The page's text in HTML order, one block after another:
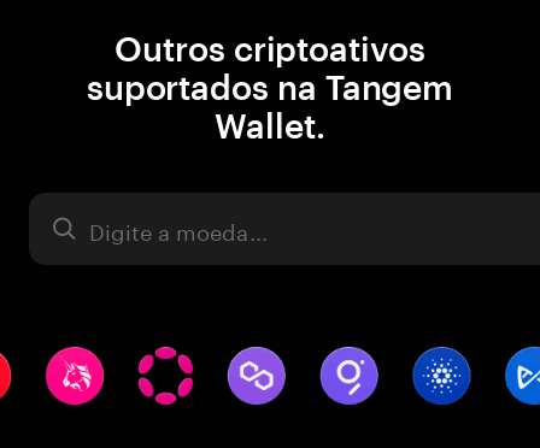
Outros criptoativos
suportados na Tangem
Wallet.
Ativo